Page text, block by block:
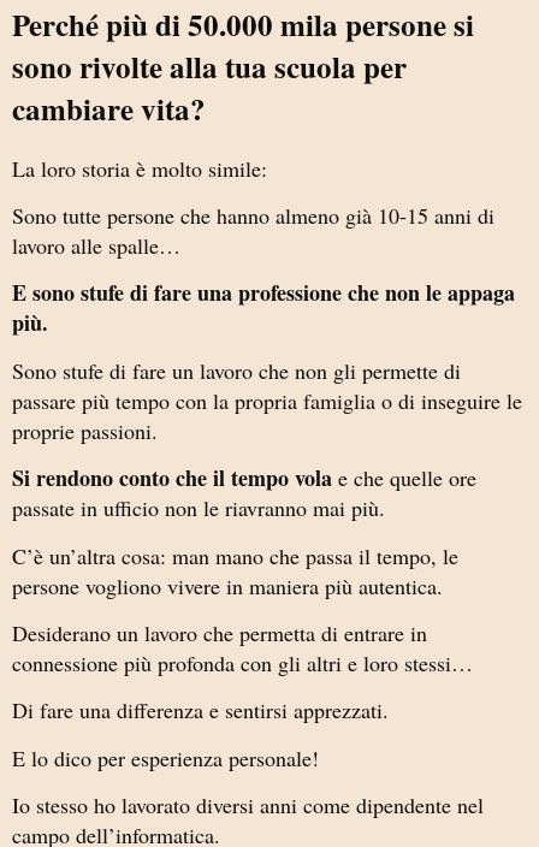
Perché più di 50.000 mila persone si
sono rivolte alla tua scuola per
cambiare vita?
La loro storia è molto simile:
Sono tutte persone che hanno almeno già 10-15 anni di
lavoro alle spalle…
E sono stufe di fare una professione che non le appaga
più.
Sono stufe di fare un lavoro che non gli permette di
passare più tempo con la propria famiglia o di inseguire le
proprie passioni.
Si rendono conto che il tempo vola e che quelle ore
passate in ufficio non le riavranno mai più.
C’è un’altra cosa: man mano che passa il tempo, le
persone vogliono vivere in maniera più autentica.
Desiderano un lavoro che permetta di entrare in
connessione più profonda con gli altri e loro stessi…
Di fare una differenza e sentirsi apprezzati.
E lo dico per esperienza personale!
Io stesso ho lavorato diversi anni come dipendente nel
campo dell’informatica.